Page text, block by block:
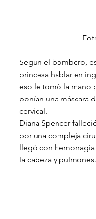
Según el bombero,
princesa hablar en
eso le tomó la mano
ponían una máscara
cervical.
Diana Spencer
por una compleja
llegó con hemorragia
la cabeza y pulmones.